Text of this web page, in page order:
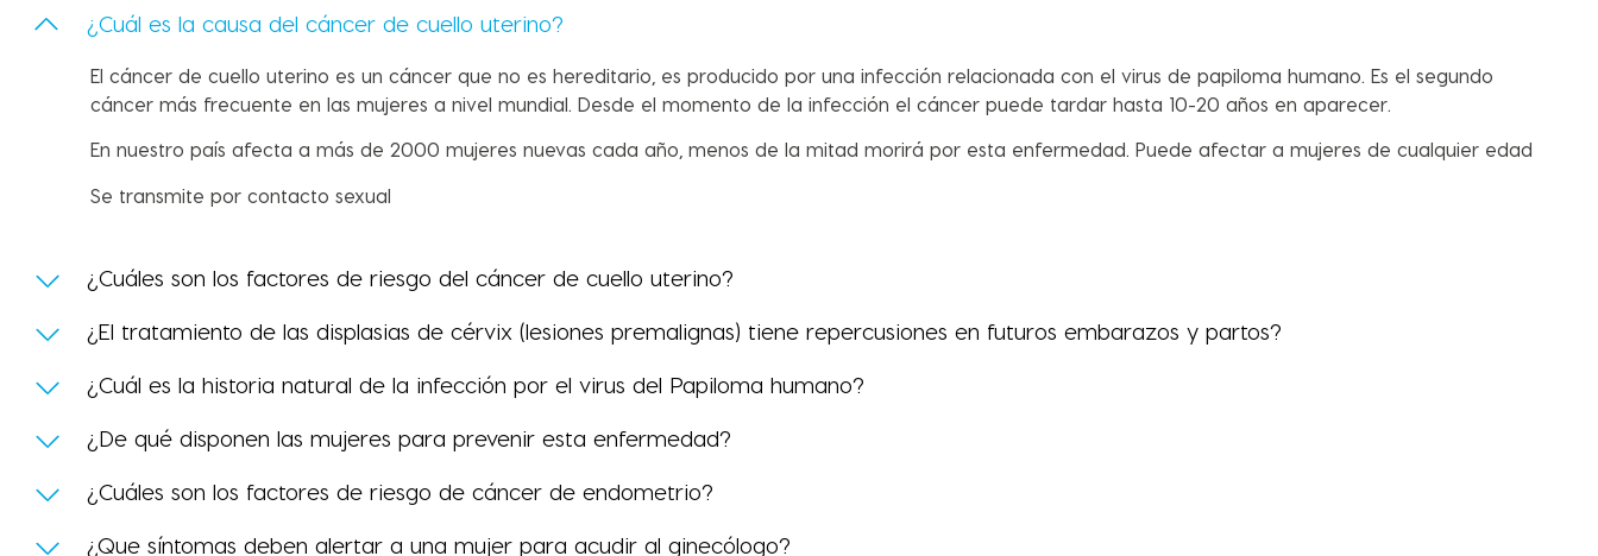
¿Cuál es la causa del cáncer de cuello uterino?
El cáncer de cuello uterino es un cáncer que no es hereditario, es producido por una infección relacionada con el virus de papiloma humano. Es el segundo
cáncer más frecuente en las mujeres a nivel mundial. Desde el momento de la infección el cáncer puede tardar hasta 10-20 años en aparecer.
En nuestro país afecta a más de 2000 mujeres nuevas cada año, menos de la mitad morirá por esta enfermedad. Puede afectar a mujeres de cualquier edad
Se transmite por contacto sexual
¿Cuáles son los factores de riesgo del cáncer de cuello uterino?
¿El tratamiento de las displasias de cérvix (lesiones premalignas) tiene repercusiones en futuros embarazos y partos?
¿Cuál es la historia natural de la infección por el virus del Papiloma humano?
¿De qué disponen las mujeres para prevenir esta enfermedad?
¿Cuáles son los factores de riesgo de cáncer de endometrio?
¿Que síntomas deben alertar a una mujer para acudir al ginecólogo?